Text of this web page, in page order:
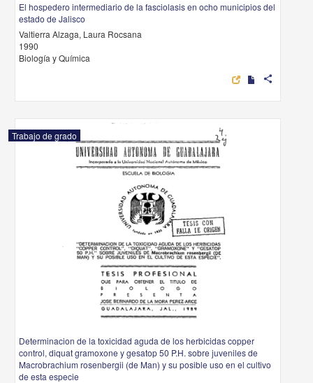
El hospedero intermediario de la fasciolasis en ocho municipios del
estado de Jalisco
Valtierra Alzaga, Laura Rocsana
1990
Biología y Química
share
Trabajo de grado
Determinacion de la toxicidad aguda de los herbicidas copper
control, diquat gramoxone y gesatop 50 P.H. sobre juveniles de
Macrobrachium rosenbergii (de Man) y su posible uso en el cultivo
de esta especie